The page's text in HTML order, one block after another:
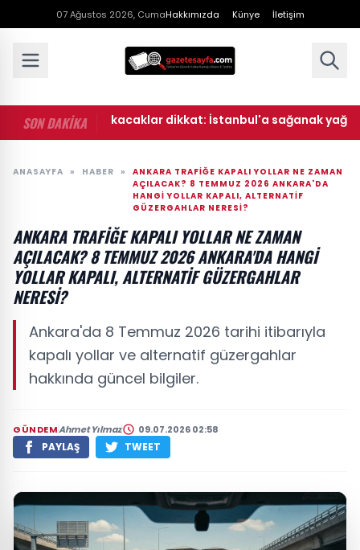
07 Ağustos 2026, CumaHakkımızda Künye İletişim
SON DAKİKA
dışarı çıkacaklar dikkat: İstanbul'a sağanak yağış
ANASAYFA » HABER »
ANKARA TRAFIĞE KAPALI YOLLAR NE ZAMAN
AÇILACAK? 8 TEMMUZ 2026 ANKARA'DA
HANGI YOLLAR KAPALI, ALTERNATIF
GÜZERGAHLAR NERESI?
ANKARA TRAFIĞE KAPALI YOLLAR NE ZAMAN
AÇILACAK? 8 TEMMUZ 2026 ANKARA'DA HANGI
YOLLAR KAPALI, ALTERNATIF GÜZERGAHLAR
NERESI?
Ankara'da 8 Temmuz 2026 tarihi itibarıyla
kapalı yollar ve alternatif güzergahlar
hakkında güncel bilgiler.
GÜNDEMAhmet Yılmaz 09.07.2026 02:58
PAYLAŞ TWEET